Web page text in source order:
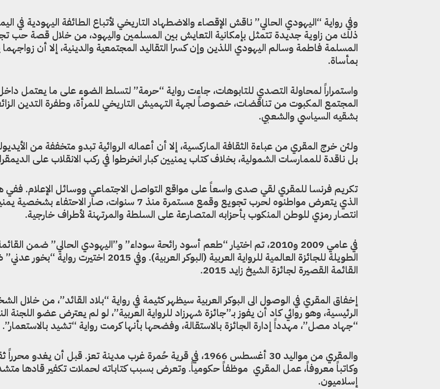
وفي رواية “اليهودي الحالي” ناقش الإقصاء والاضطهاد التاريخي لأتباع الطائفة اليهودية في
ذلك من زاوية جديدة تتمثل بإمكانية التعايش بين المسلمين واليهود، من خلال قصة حب
المسلمة فاطمة وسالم اليهودي اللذين وإن كسرا التقاليد المجتمعية والدينية، إلا أن
بمأساة.
واستمراراً لمحاولة التصدي للتابوهات، جاءت رواية “حرمة” لتسلط الضوء على ما يعتمل
المجتمع المكبوت من تناقضات، خصوصاً لجهة التهميش التاريخي للمرأة، وطفرة التدين
بشقيه السياسي والشعبي.
ولئن خرج المقري من عباءة الثقافة الماركسية، إلا أن أعماله الروائية تبدو متخففة من
بل ناقدة للممارسات الشمولية، بخلاف كتاب يمنيين كبار انخرطوا في ركب الانقلاب على
تكريم فرنسا للمقري لقي صدى واسعاً على مواقع التواصل الاجتماعي ووسائل الإعلام. ففي
الذي يتعرض مواطنوه لحرب تجويع وقمع مستمرة منذ 7 سنوات، صار الاحتفاء
انتصار رمزي للوطن المنكوب بأحزابه المتصارعة على السلطة والمرتهنة لأطراف خارجية.
في عامي 2009 و2010، تم اختيار “طعم أسود رائحة سوداء” و”اليهودي الحالي” ضمن
الطويلة للجائزة العالمية للرواية العربية (البوكر العربية). وفي 2015 اختيرت
القائمة القصيرة لجائزة الشيخ زايد 2015.
إخفاق المقري في الوصول الى البوكر العربية سيظهر كثيمة في رواية “بلاد القائد”، من خلال
الرئيسية، وهو روائي كاد أن يفوز بـ”جائزة شهرزاد للرواية العربية”، لو لم يعترض عضو اللجنة
“جهاد مصل”، مهدداً إدارة الجائزة بالاستقالة، وفضحها بأنها كرمت رواية “تشيد بالاستعمار”.
والمقري من مواليد 30 أغسطس 1966، في قرية حُمرة غرب مدينة تعز. قبل أن يغدو
وكاتباً معروفاً، عمل المقري موظفاً حكومياً. وتعرض بسبب كتاباته لحملات تكفير قادها
إسلاميون.